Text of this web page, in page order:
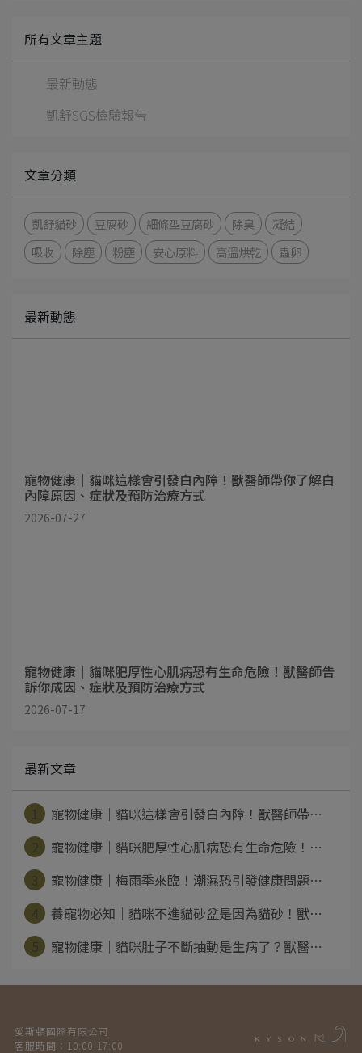
所有文章主題
最新動態
凱舒SGS檢驗報告
文章分類
凱舒貓砂 豆腐砂 細條型豆腐砂 除臭
凝結
吸收
除塵 粉塵 安心原料 高溫烘乾 蟲卵
最新動態
寵物健康｜貓咪這樣會引發白內障！獸醫師帶你了解白
內障原因、症狀及預防治療方式
2026-07-27
寵物健康｜貓咪肥厚性心肌病恐有生命危險！獸醫師告
訴你成因、症狀及預防治療方式
2026-07-17
最新文章
寵物健康｜貓咪這樣會引發白內障！獸醫師帶⋯
寵物健康｜貓咪肥厚性心肌病恐有生命危險！⋯
寵物健康｜梅雨季來臨！潮濕恐引發健康問題⋯
養寵物必知｜貓咪不進貓砂盆是因為貓砂！獸⋯
寵物健康｜貓咪肚子不斷抽動是生病了？獸醫⋯
愛斯頓國際有限公司
客服時間：10:00-17:00